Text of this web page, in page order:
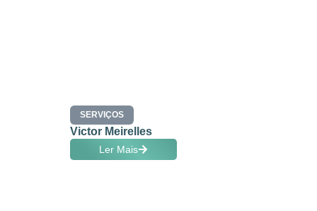
SERVIÇOS
Victor Meirelles
Ler Mais